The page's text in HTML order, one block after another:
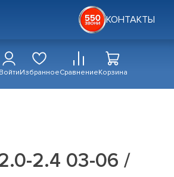
КОНТАКТЫ
ИзбранноеСравнениеКорзина
2.4 03-06 /